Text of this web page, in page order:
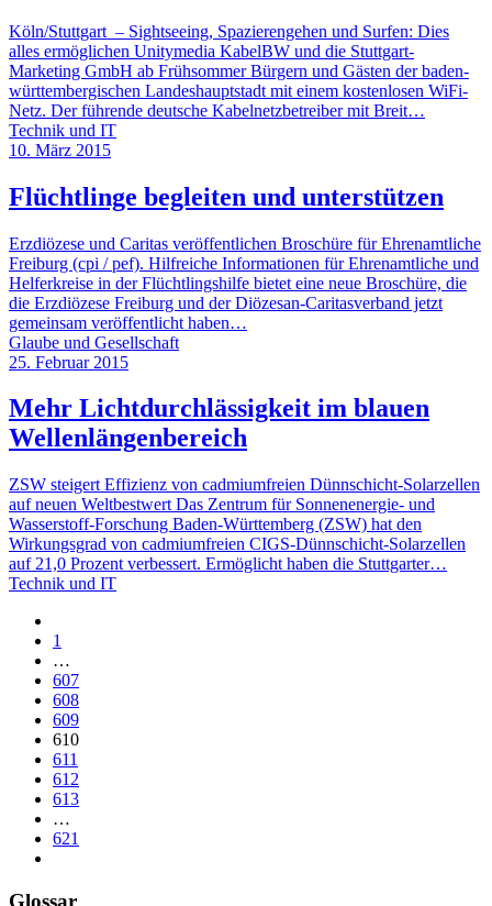
Köln/Stuttgart – Sightseeing, Spazierengehen und Surfen: Dies
alles ermöglichen Unitymedia KabelBW und die Stuttgart-
Marketing GmbH ab Frühsommer Bürgern und Gästen der baden-
württembergischen Landeshauptstadt mit einem kostenlosen WiFi-
Netz. Der führende deutsche Kabelnetzbetreiber mit Breit…
Technik und IT
10. März 2015
Flüchtlinge begleiten und unterstützen
Erzdiözese und Caritas veröffentlichen Broschüre für Ehrenamtliche
Freiburg (cpi / pef). Hilfreiche Informationen für Ehrenamtliche und
Helferkreise in der Flüchtlingshilfe bietet eine neue Broschüre, die
die Erzdiözese Freiburg und der Diözesan-Caritasverband jetzt
gemeinsam veröffentlicht haben…
Glaube und Gesellschaft
25. Februar 2015
Mehr Lichtdurchlässigkeit im blauen
Wellenlängenbereich
ZSW steigert Effizienz von cadmiumfreien Dünnschicht-Solarzellen
auf neuen Weltbestwert Das Zentrum für Sonnenenergie- und
Wasserstoff-Forschung Baden-Württemberg (ZSW) hat den
Wirkungsgrad von cadmiumfreien CIGS-Dünnschicht-Solarzellen
auf 21,0 Prozent verbessert. Ermöglicht haben die Stuttgarter…
Technik und IT
1
…
607
608
609
610
611
612
613
…
621
Glossar